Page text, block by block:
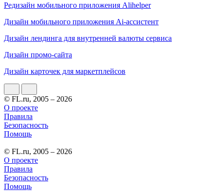
Редизайн мобильного приложения Alihelper
Дизайн мобильного приложения Ai-ассистент
Дизайн лендинга для внутренней валюты сервиса
Дизайн промо-сайта
Дизайн карточек для маркетплейсов
© FL.ru, 2005 – 2026
О проекте
Правила
Безопасность
Помощь
© FL.ru, 2005 – 2026
О проекте
Правила
Безопасность
Помощь